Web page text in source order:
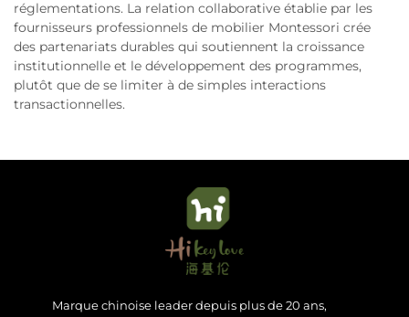
réglementations. La relation collaborative établie par les
fournisseurs professionnels de mobilier Montessori crée
des partenariats durables qui soutiennent la croissance
institutionnelle et le développement des programmes,
plutôt que de se limiter à de simples interactions
transactionnelles.
Marque chinoise leader depuis plus de 20 ans,